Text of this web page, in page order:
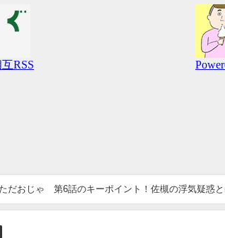
ただおじゃ 第6話のキーポイント！佐槻の浮気疑惑と